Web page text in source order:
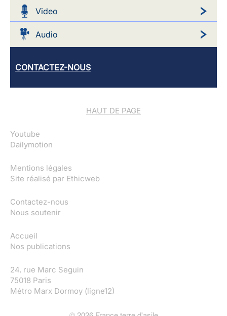
Video
Audio
CONTACTEZ-NOUS
HAUT DE PAGE
Youtube
Dailymotion
Mentions légales
Site réalisé par Ethicweb
Contactez-nous
Nous soutenir
Accueil
Nos publications
24, rue Marc Seguin
75018 Paris
Métro Marx Dormoy (ligne12)